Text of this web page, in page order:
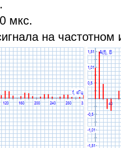
мкс.
на